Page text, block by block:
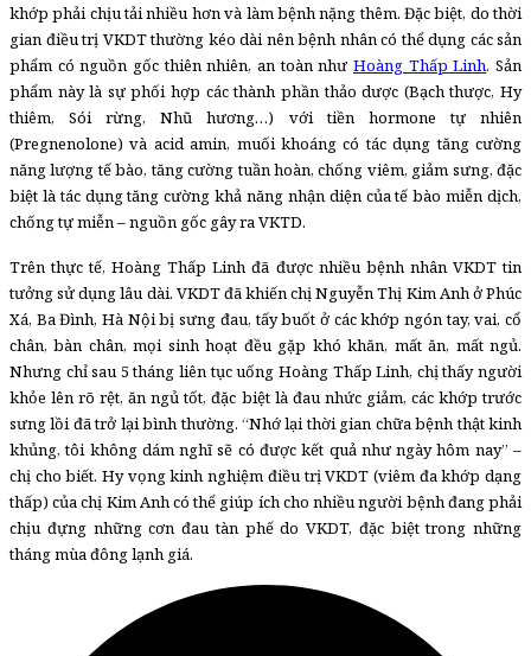
khớp phải chịu tải nhiều hơn và làm bệnh nặng thêm. Đặc biệt, do thời
gian điều trị VKDT thường kéo dài nên bệnh nhân có thể dụng các sản
phẩm có nguồn gốc thiên nhiên, an toàn như Hoàng Thấp Linh. Sản
phẩm này là sự phối hợp các thành phần thảo dược (Bạch thược, Hy
thiêm, Sói rừng, Nhũ hương…) với tiền hormone tự nhiên
(Pregnenolone) và acid amin, muối khoáng có tác dụng tăng cường
năng lượng tế bào, tăng cường tuần hoàn, chống viêm, giảm sưng, đặc
biệt là tác dụng tăng cường khả năng nhận diện của tế bào miễn dịch,
chống tự miễn – nguồn gốc gây ra VKTD.
Trên thực tế, Hoàng Thấp Linh đã được nhiều bệnh nhân VKDT tin
tưởng sử dụng lâu dài. VKDT đã khiến chị Nguyễn Thị Kim Anh ở Phúc
Xá, Ba Đình, Hà Nội bị sưng đau, tấy buốt ở các khớp ngón tay, vai, cổ
chân, bàn chân, mọi sinh hoạt đều gặp khó khăn, mất ăn, mất ngủ.
Nhưng chỉ sau 5 tháng liên tục uống Hoàng Thấp Linh, chị thấy người
khỏe lên rõ rệt, ăn ngủ tốt, đặc biệt là đau nhức giảm, các khớp trước
sưng lồi đã trở lại bình thường. “Nhớ lại thời gian chữa bệnh thật kinh
khủng, tôi không dám nghĩ sẽ có được kết quả như ngày hôm nay” –
chị cho biết. Hy vọng kinh nghiệm điều trị VKDT (viêm đa khớp dạng
thấp) của chị Kim Anh có thể giúp ích cho nhiều người bệnh đang phải
chịu đựng những cơn đau tàn phế do VKDT, đặc biệt trong những
tháng mùa đông lạnh giá.